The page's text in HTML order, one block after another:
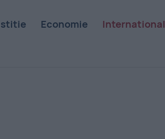
Economie International